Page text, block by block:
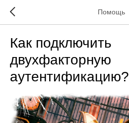
Помощь
Как подключить
двухфакторную
аутентификацию?